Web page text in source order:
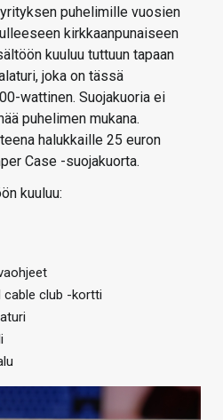
puhelimille vuosien
kirkkaanpunaiseen
kuuluu tuttuun tapaan
joka on tässä
wattinen. Suojakuoria ei
puhelimen mukana.
halukkaille 25 euron
Case -suojakuorta.
kuuluu:
club -kortti